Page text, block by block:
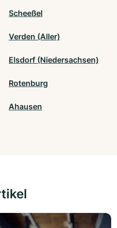
Scheeßel
Verden (Aller)
Elsdorf (Niedersachsen)
Rotenburg
Ahausen